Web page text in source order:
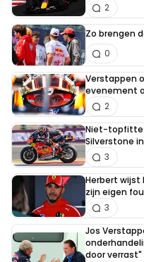
2
Zo brengen
0
Verstappen
evenement
2
Niet-topfitte
Silverstone
3
Herbert wijst
zijn eigen
3
Jos
door verrast"